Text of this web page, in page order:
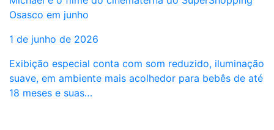
Osasco em junho
1 de junho de 2026
Exibição especial conta com som reduzido, iluminação
suave, em ambiente mais acolhedor para bebês de até
18 meses e suas…